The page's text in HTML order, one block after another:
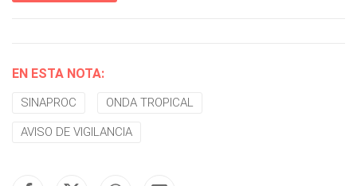
EN ESTA NOTA:
SINAPROC ONDA TROPICAL
AVISO DE VIGILANCIA